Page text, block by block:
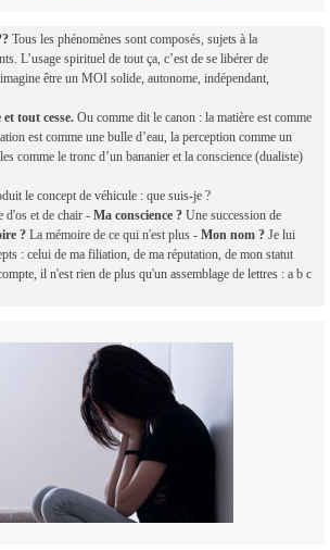
Tous les phénomènes sont composés, sujets à la
L’usage spirituel de tout ça, c’est de se libérer de
être un MOI solide, autonome, indépendant,
tout cesse. Ou comme dit le canon : la matière est comme
est comme une bulle d’eau, la perception comme un
comme le tronc d’un bananier et la conscience (dualiste)
le concept de véhicule : que suis-je ?
d'os et de chair - Ma conscience ? Une succession de
? La mémoire de ce qui n'est plus - Mon nom ? Je lui
: celui de ma filiation, de ma réputation, de mon statut
il n'est rien de plus qu'un assemblage de lettres : a b c